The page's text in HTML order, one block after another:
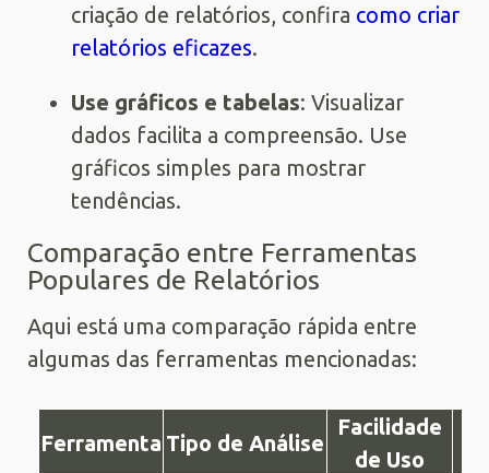
criação de relatórios, confira como criar
relatórios eficazes.
Use gráficos e tabelas: Visualizar
dados facilita a compreensão. Use
gráficos simples para mostrar
tendências.
Comparação entre Ferramentas
Populares de Relatórios
Aqui está uma comparação rápida entre
algumas das ferramentas mencionadas:
Ferramenta Tipo de Análise
Facilidade
de Uso